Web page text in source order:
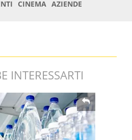
INTERESSARTI